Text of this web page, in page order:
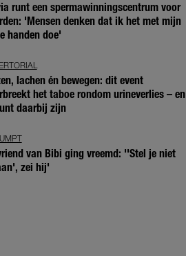
runt een spermawinningscentrum voor
'Mensen denken dat ik het met mijn
handen doe'
lachen én bewegen: dit event
het taboe rondom urineverlies – en
daarbij zijn
van Bibi ging vreemd: ''Stel je niet
zei hij'